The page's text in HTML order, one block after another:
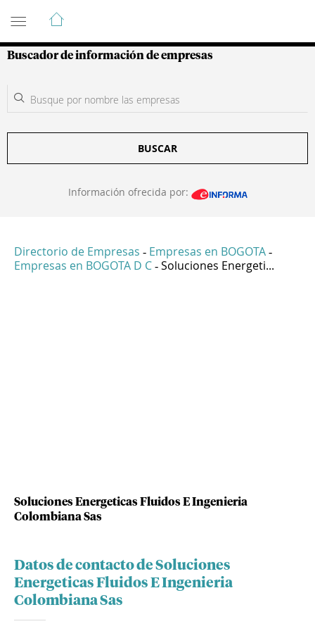
Guía de Empresas Colombianas
Buscador de información de empresas
BUSCAR
Información ofrecida por:
Directorio de Empresas - Empresas en BOGOTA -
Empresas en BOGOTA D C - Soluciones Energeti...
Soluciones Energeticas Fluidos E Ingenieria
Colombiana Sas
Datos de contacto de Soluciones
Energeticas Fluidos E Ingenieria
Colombiana Sas